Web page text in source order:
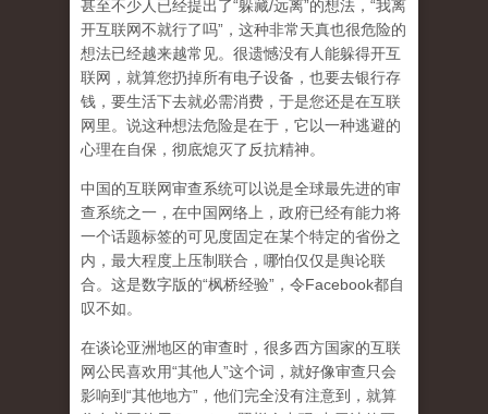
甚至不少人已经提出了“躲藏/远离”的想法，“我离
开互联网不就行了吗”，这种非常天真也很危险的
想法已经越来越常见。很遗憾没有人能躲得开互
联网，就算您扔掉所有电子设备，也要去银行存
钱，要生活下去就必需消费，于是您还是在互联
网里。说这种想法危险是在于，它以一种逃避的
心理在自保，彻底熄灭了反抗精神。
中国的互联网审查系统可以说是全球最先进的审
查系统之一，在中国网络上，政府已经有能力将
一个话题标签的可见度固定在某个特定的省份之
内，最大程度上压制联合 ，哪怕仅仅是舆论联
合。这是数字版的“枫桥经验”，令Facebook都自
叹不如。
在谈论亚洲地区的审查时，很多西方国家的互联
网公民喜欢用“其他人”这个词，就好像审查只会
影响到“其他地方”，他们完全没有注意到， 就算